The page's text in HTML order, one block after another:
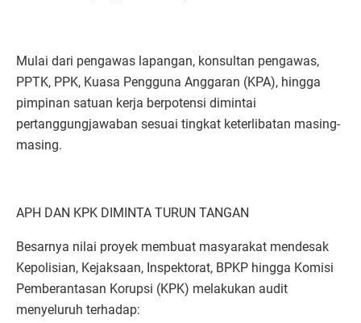
Mulai dari pengawas lapangan, konsultan pengawas,
PPTK, PPK, Kuasa Pengguna Anggaran (KPA), hingga
pimpinan satuan kerja berpotensi dimintai
pertanggungjawaban sesuai tingkat keterlibatan masing-
masing.
APH DAN KPK DIMINTA TURUN TANGAN
Besarnya nilai proyek membuat masyarakat mendesak
Kepolisian, Kejaksaan, Inspektorat, BPKP hingga Komisi
Pemberantasan Korupsi (KPK) melakukan audit
menyeluruh terhadap: